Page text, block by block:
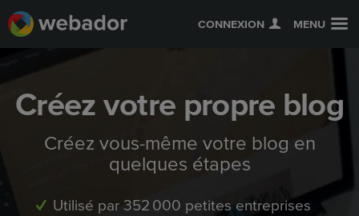
CONNEXION MENU
Créez votre propre blog
Créez vous-même votre blog en
quelques étapes
Utilisé par 352 000 petites entreprises